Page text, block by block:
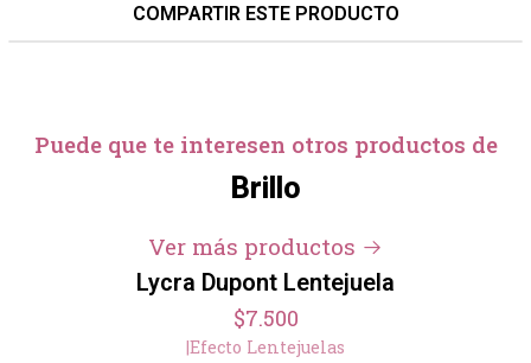
COMPARTIR ESTE PRODUCTO
Puede que te interesen otros productos de
Brillo
Ver más productos
Lycra Dupont Lentejuela
$7.500
|Efecto Lentejuelas